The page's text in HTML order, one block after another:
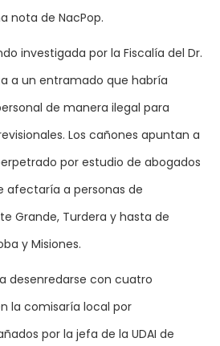
nota de NacPop.
investigada por la Fiscalía del Dr.
a un entramado que habría
de manera ilegal para
Los cañones apuntan a
por estudio de abogados
afectaría a personas de
Grande, Turdera y hasta de
y Misiones.
desenredarse con cuatro
la comisaría local por
por la jefa de la UDAI de